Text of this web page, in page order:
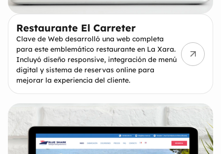
Restaurante El Carreter
Clave de Web desarrolló una web completa
para este emblemático restaurante en La Xara.
Incluyó diseño responsive, integración de menú
digital y sistema de reservas online para
mejorar la experiencia del cliente.